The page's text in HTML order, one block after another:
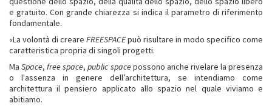
e gratuito. Con grande chiarezza si indica il parametro di riferimento
fondamentale.
«La volontà di creare FREESPACEpuò risultare in modo specifico come
caratteristica propria di singoli progetti.
MaSpace,free space,public spacepossono anche rivelare la presenza
o l'assenza in genere dell’architettura, se intendiamo come
architettura il pensiero applicato allo spazio nel quale viviamo e
abitiamo.